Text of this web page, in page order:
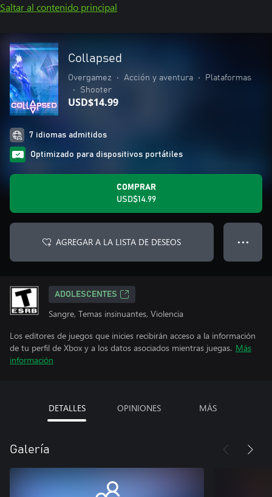
Saltar al contenido principal
Collapsed
Overgamez • Acción y aventura •
Plataformas
•
Shooter
USD$14.99
7 idiomas admitidos
Optimizado para dispositivos portátiles
COMPRAR
USD$14.99
AGREGAR A LA LISTA DE DESEOS ● ● ●
ADOLESCENTES
Sangre, Temas insinuantes, Violencia
Los editores de juegos que inicies recibirán acceso a la información
de tu perfil de Xbox y a los datos asociados mientras juegas. Más
información
DETALLES OPINIONES MÁS
Galería